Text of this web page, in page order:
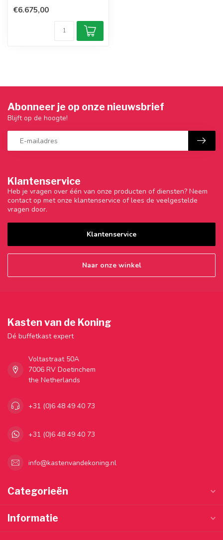
€6.675,00
Klantenservice
Heb je vragen over één van onze producten of diensten? Neem
contact op met onze klantenservice of lees de veelgestelde
vragen door.
Klantenservice
Naar onze winkel
Abonneer je op onze nieuwsbrief
Blijft op de hoogte!
Kasten van de Koning
Dé buffetkast expert
Voltastraat 50A
7006 RV Doetinchem
the Netherlands
+31 (0)6 48 49 40 73
+31 (0)6 48 49 40 73
info@kastenvandekoning.nl
Categorieën
Informatie